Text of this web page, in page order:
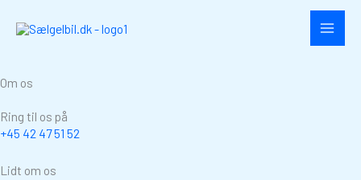
Om os
Ring til os på
+45 42 47 51 52
Lidt om os